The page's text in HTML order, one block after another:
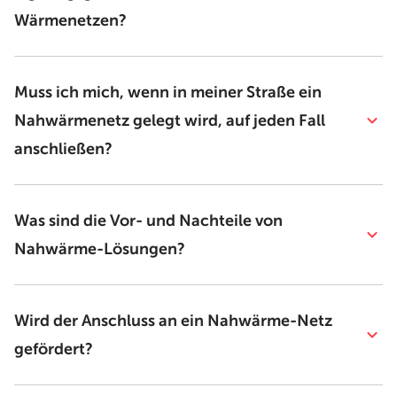
Wärmenetzen?
Muss ich mich, wenn in meiner Straße ein
Nahwärmenetz gelegt wird, auf jeden Fall
anschließen?
Was sind die Vor- und Nachteile von
Nahwärme-Lösungen?
Wird der Anschluss an ein Nahwärme-Netz
gefördert?